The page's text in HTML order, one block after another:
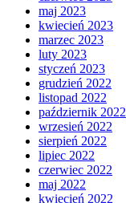
maj 2023
kwiecień 2023
marzec 2023
luty 2023
styczeń 2023
grudzień 2022
listopad 2022
październik 2022
wrzesień 2022
sierpień 2022
lipiec 2022
czerwiec 2022
maj 2022
kwiecień 2022